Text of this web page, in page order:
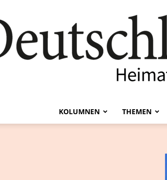
KOLUMNEN THEMEN